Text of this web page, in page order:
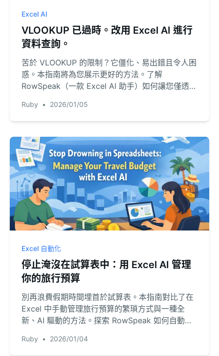
Excel AI
VLOOKUP 已過時。改用 Excel AI 進行
資料查詢。
苦於 VLOOKUP 的限制？它僵化、易出錯且令人困
惑。本指南將為您展示更好的方法。了解
RowSpeak（一款 Excel AI 助手）如何讓您僅透過
手動工作時間。
Ruby • 2026/01/05
Excel 自動化
停止淹沒在試算表中：用 Excel AI 管理
你的旅行預算
別再浪費假期時間埋首於試算表。本指南對比了在
Excel 中手動管理旅行預算的繁瑣方式與一種全
新、AI 驅動的方法。探索 RowSpeak 如何自動化
Ruby • 2026/01/04